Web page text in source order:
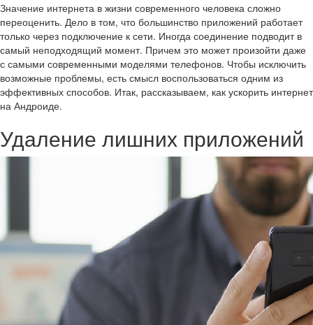
Значение интернета в жизни современного человека сложно
переоценить. Дело в том, что большинство приложений работает
только через подключение к сети. Иногда соединение подводит в
самый неподходящий момент. Причем это может произойти даже
с самыми современными моделями телефонов. Чтобы исключить
возможные проблемы, есть смысл воспользоваться одним из
эффективных способов. Итак, рассказываем, как ускорить интернет
на Андроиде.
Удаление лишних приложений